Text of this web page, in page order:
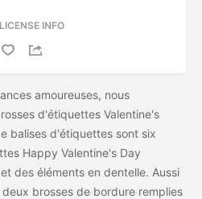
LICENSE INFO
amoureuses, nous
d'étiquettes Valentine's
balises d'étiquettes sont six
Happy Valentine's Day
des éléments en dentelle. Aussi
brosses de bordure remplies